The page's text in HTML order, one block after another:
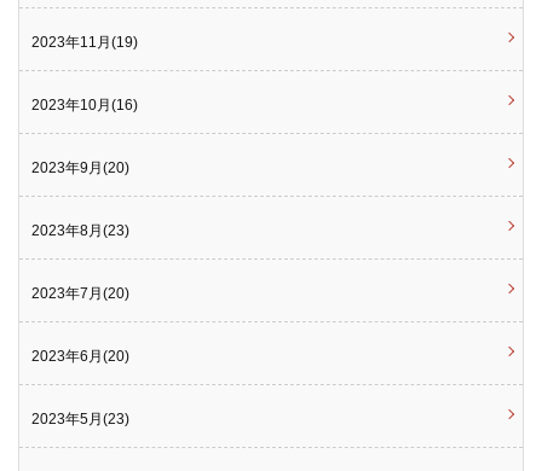
2023年11月(19)
2023年10月(16)
2023年9月(20)
2023年8月(23)
2023年7月(20)
2023年6月(20)
2023年5月(23)